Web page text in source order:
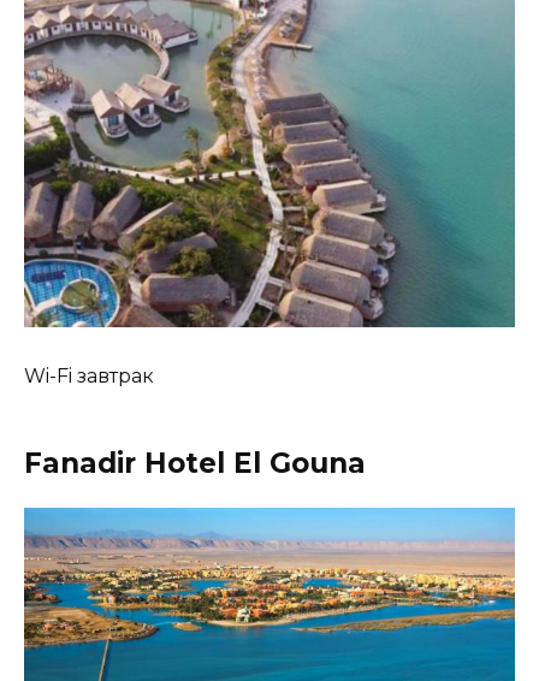
Wi-Fi завтрак
Fanadir Hotel El Gouna